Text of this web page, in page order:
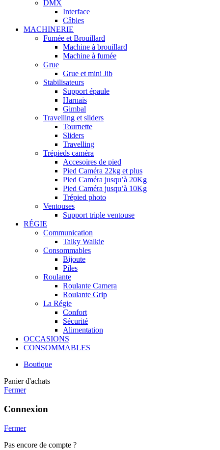
DMX
Interface
Câbles
MACHINERIE
Fumée et Brouillard
Machine à brouillard
Machine à fumée
Grue
Grue et mini Jib
Stabilisateurs
Support épaule
Harnais
Gimbal
Travelling et sliders
Tournette
Sliders
Travelling
Trépieds caméra
Accesoires de pied
Pied Caméra 22kg et plus
Pied Caméra jusqu’à 20Kg
Pied Caméra jusqu’à 10Kg
Trépied photo
Ventouses
Support triple ventouse
RÉGIE
Communication
Talky Walkie
Consommables
Bijoute
Piles
Roulante
Roulante Camera
Roulante Grip
La Régie
Confort
Sécurité
Alimentation
OCCASIONS
CONSOMMABLES
Boutique
Panier d'achats
Fermer
Connexion
Fermer
Pas encore de compte ?